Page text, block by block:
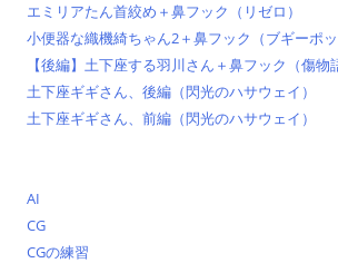
エミリアたん首絞め＋鼻フック（リゼロ）
小便器な織機綺ちゃん2＋鼻フック（ブギーポッ
【後編】土下座する羽川さん＋鼻フック（傷物
土下座ギギさん、後編（閃光のハサウェイ）
土下座ギギさん、前編（閃光のハサウェイ）
AI
CG
CGの練習